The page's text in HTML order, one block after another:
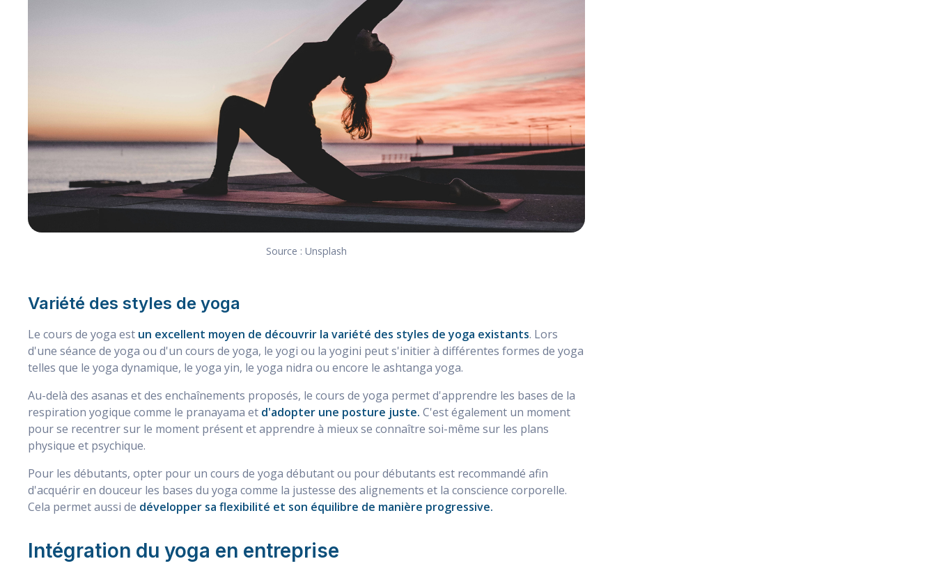
Source : Unsplash
Variété des styles de yoga
Le cours de yoga est un excellent moyen de découvrir la variété des styles de yoga existants. Lors
d'une séance de yoga ou d'un cours de yoga, le yogi ou la yogini peut s'initier à différentes formes de yoga
telles que le yoga dynamique, le yoga yin, le yoga nidra ou encore le ashtanga yoga.
Au-delà des asanas et des enchaînements proposés, le cours de yoga permet d'apprendre les bases de la
respiration yogique comme le pranayama et d'adopter une posture juste. C'est également un moment
pour se recentrer sur le moment présent et apprendre à mieux se connaître soi-même sur les plans
physique et psychique.
Pour les débutants, opter pour un cours de yoga débutant ou pour débutants est recommandé afin
d'acquérir en douceur les bases du yoga comme la justesse des alignements et la conscience corporelle.
Cela permet aussi de développer sa flexibilité et son équilibre de manière progressive.
Intégration du yoga en entreprise